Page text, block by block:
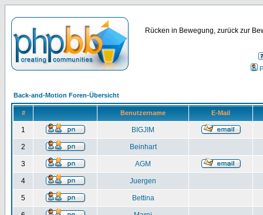
Rücken in Bewegung, zurück zur
Back-and-Motion Foren-Übersicht
# Benutzername E-Mail
1 BIGJIM
2 Beinhart
3 AGM
4 Juergen
5 Bettina